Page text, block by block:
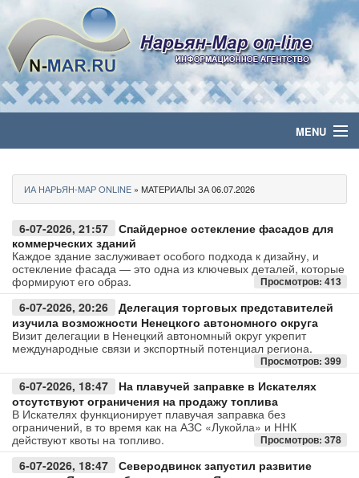
MENU
Политика
Бизнес
Общество
Культура
Медиа
Авто
Спорт
Контакты
ИА НАРЬЯН-МАР ONLINE » МАТЕРИАЛЫ ЗА 06.07.2026
6-07-2026, 21:57
Спайдерное остекление фасадов для
коммерческих зданий
Каждое здание заслуживает особого подхода к дизайну, и
остекление фасада — это одна из ключевых деталей, которые
формируют его образ.
Просмотров: 413
6-07-2026, 20:26
Делегация торговых представителей
изучила возможности Ненецкого автономного округа
Визит делегации в Ненецкий автономный округ укрепит
международные связи и экспортный потенциал региона.
Просмотров: 399
6-07-2026, 18:47
На плавучей заправке в Искателях
отсутствуют ограничения на продажу топлива
В Искателях функционирует плавучая заправка без
ограничений, в то время как на АЗС «Лукойла» и ННК
действуют квоты на топливо.
Просмотров: 378
6-07-2026, 18:47
Северодвинск запустил развитие